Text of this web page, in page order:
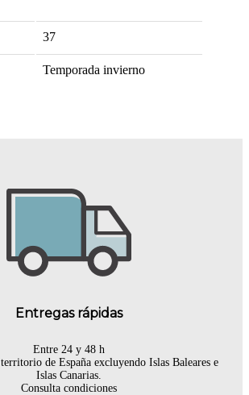
37
Temporada invierno
Entregas rápidas
Entre 24 y 48 h
de España excluyendo Islas Baleares e
Islas Canarias.
Consulta condiciones